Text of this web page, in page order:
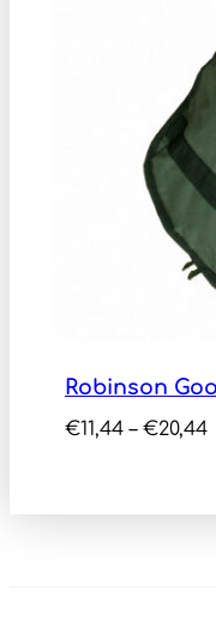
Robinson
€11,44 – €20,44